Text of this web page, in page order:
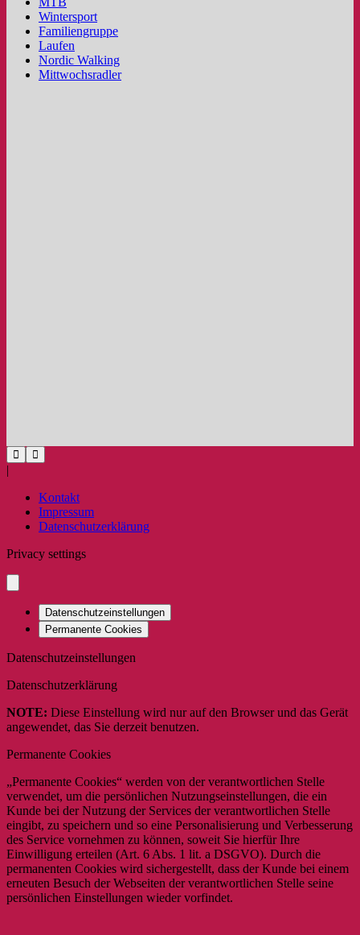
Wintersport
Familiengruppe
Laufen
Nordic Walking
Mittwochsradler
|
Kontakt
Impressum
Datenschutzerklärung
Privacy settings
Datenschutzeinstellungen
Permanente Cookies
Datenschutzeinstellungen
Datenschutzerklärung
NOTE: Diese Einstellung wird nur auf den Browser und das Gerät
angewendet, das Sie derzeit benutzen.
Permanente Cookies
„Permanente Cookies“ werden von der verantwortlichen Stelle
verwendet, um die persönlichen Nutzungseinstellungen, die ein
Kunde bei der Nutzung der Services der verantwortlichen Stelle
eingibt, zu speichern und so eine Personalisierung und Verbesserung
des Service vornehmen zu können, soweit Sie hierfür Ihre
Einwilligung erteilen (Art. 6 Abs. 1 lit. a DSGVO). Durch die
permanenten Cookies wird sichergestellt, dass der Kunde bei einem
erneuten Besuch der Webseiten der verantwortlichen Stelle seine
persönlichen Einstellungen wieder vorfindet.